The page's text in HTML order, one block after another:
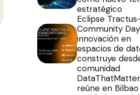
estratégico
Eclipse
Community
innovación en
espacios de
construye
comunidad
reúne en